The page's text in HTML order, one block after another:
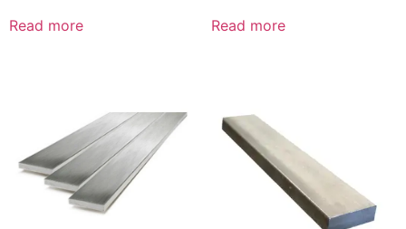
Read more Read more